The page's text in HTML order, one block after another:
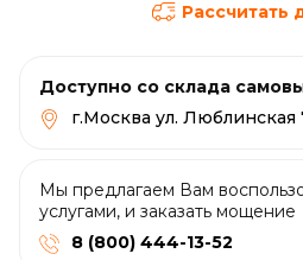
Рассчитать
Доступно со склада
г.Москва ул. Люблинская
Мы предлагаем Вам
услугами, и заказать мощение
8 (800) 444-13-52